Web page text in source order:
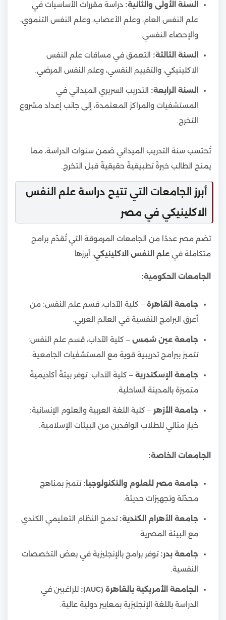
السنة الأولى والثانية: دراسة مقررات الأساسيات في
علم النفس العام، وعلم الأعصاب، وعلم النفس التنموي،
والإحصاء النفسي.
السنة الثالثة: التعمق في مساقات علم النفس
الاكلينيكي، والتقييم النفسي، وعلم النفس المرضي.
السنة الرابعة: التدريب السريري الميداني في
المستشفيات والمراكز المعتمدة، إلى جانب إعداد مشروع
التخرج.
تُحتسب سنة التدريب الميداني ضمن سنوات الدراسة، مما
يمنح الطالب خبرةً تطبيقيةً حقيقيةً قبل التخرج.
أبرز الجامعات التي تتيح دراسة علم النفس
الاكلينيكي في مصر
تضم مصر عددًا من الجامعات المرموقة التي تُقدّم برامج
متكاملة في علم النفس الاكلينيكي، أبرزها:
الجامعات الحكومية:
جامعة القاهرة – كلية الآداب، قسم علم النفس: من
أعرق البرامج النفسية في العالم العربي.
جامعة عين شمس – كلية الآداب، قسم علم النفس:
تتميز ببرامج تدريبية قوية مع المستشفيات الجامعية.
جامعة الإسكندرية – كلية الآداب: توفر بيئةً أكاديميةً
متميزة بالمدينة الساحلية.
جامعة الأزهر – كلية اللغة العربية والعلوم الإنسانية:
خيار مثالي للطلاب الوافدين من البيئات الإسلامية.
الجامعات الخاصة:
جامعة مصر للعلوم والتكنولوجيا: تتميز بمناهج
محدّثة وتجهيزات حديثة.
جامعة الأهرام الكندية: تدمج النظام التعليمي الكندي
مع البيئة المصرية.
جامعة بدر: توفر برامج بالإنجليزية في بعض التخصصات
النفسية.
الجامعة الأمريكية بالقاهرة (AUC):
للراغبين في
الدراسة باللغة الإنجليزية بمعايير دولية عالية.